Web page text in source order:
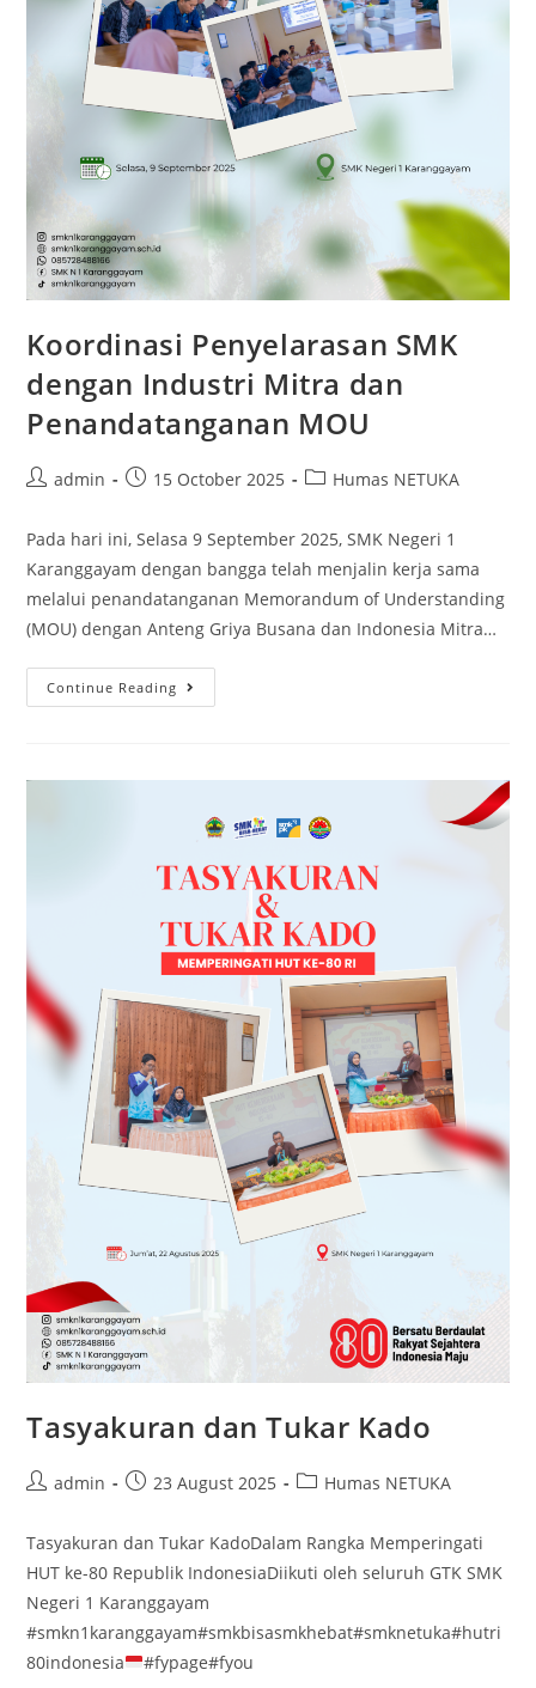
Kompetensi.
Koordinasi Penyelarasan SMK
dengan Industri Mitra dan
Penandatanganan MOU
Postadmin
Post15 October 2025
PostHumas NETUKA
Pada hari ini, Selasa 9 September 2025, SMK Negeri 1
Karanggayam dengan bangga telah menjalin kerja sama
melalui penandatanganan Memorandum of Understanding
(MOU) dengan Anteng Griya Busana dan Indonesia Mitra…
Continue Reading
Penyelarasan
Mitra
dan
Penandatanganan
MOU
Tasyakuran dan Tukar Kado
Postadmin
Post23 August 2025
PostHumas NETUKA
Tasyakuran dan Tukar KadoDalam Rangka Memperingati
HUT ke-80 Republik IndonesiaDiikuti oleh seluruh GTK SMK
Negeri 1 Karanggayam
#smkn1karanggayam#smkbisasmkhebat#smknetuka#hutri
80indonesia
#fypage#fyou